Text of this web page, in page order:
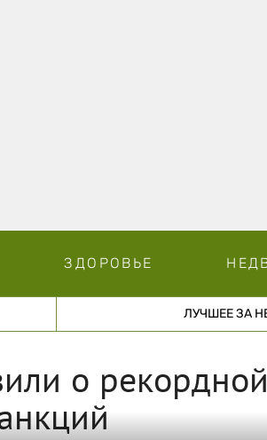
ЗДОРОВЬЕ
ЛУЧШЕЕ ЗА
о рекордной